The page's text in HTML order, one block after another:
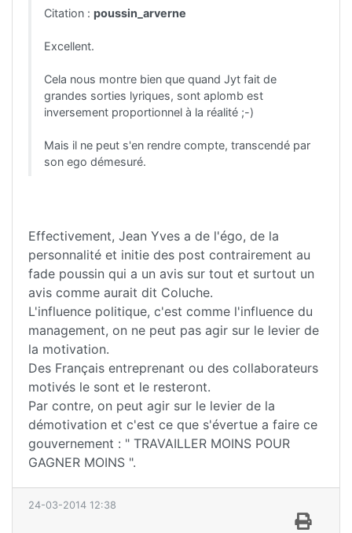
Citation : poussin_arverne
Excellent.
Cela nous montre bien que quand Jyt fait de
grandes sorties lyriques, sont aplomb est
inversement proportionnel à la réalité ;-)
Mais il ne peut s'en rendre compte, transcendé par
son ego démesuré.
Effectivement, Jean Yves a de l'égo, de la
personnalité et initie des post contrairement au
fade poussin qui a un avis sur tout et surtout un
avis comme aurait dit Coluche.
L'influence politique, c'est comme l'influence du
management, on ne peut pas agir sur le levier de
la motivation.
Des Français entreprenant ou des collaborateurs
motivés le sont et le resteront.
Par contre, on peut agir sur le levier de la
démotivation et c'est ce que s'évertue a faire ce
gouvernement : " TRAVAILLER MOINS POUR
GAGNER MOINS ".
24-03-2014 12:38